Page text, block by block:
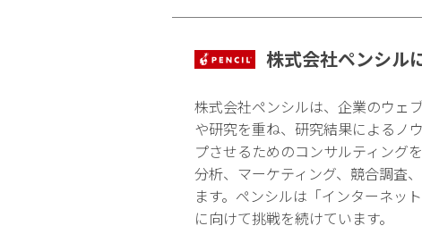
株式会社ペンシル
株式会社ペンシルは、企業のウェ
や研究を重ね、研究結果によるノ
プさせるためのコンサルティング
分析、マーケティング、競合調査
ます。ペンシルは「インターネッ
に向けて挑戦を続けています。